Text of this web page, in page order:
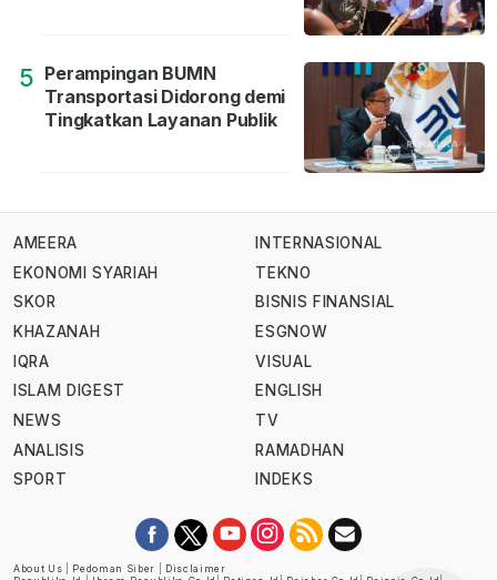
5 Perampingan BUMN
Transportasi Didorong demi
Tingkatkan Layanan Publik
AMEERA
EKONOMI SYARIAH
SKOR
KHAZANAH
IQRA
ISLAM DIGEST
NEWS
ANALISIS
SPORT
INTERNASIONAL
TEKNO
BISNIS FINANSIAL
ESGNOW
VISUAL
ENGLISH
TV
RAMADHAN
INDEKS
About Us Pedoman Siber
Disclaimer